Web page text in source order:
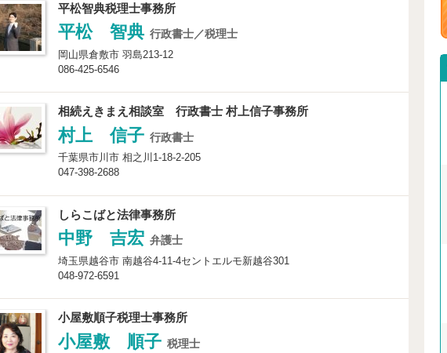
平松智典税理士事務所
平松 智典 行政書士／税理士
岡山県倉敷市 羽島213-12
086-425-6546
相続えきまえ相談室 行政書士 村上信子事務所
村上 信子 行政書士
千葉県市川市 相之川1-18-2-205
047-398-2688
しらこばと法律事務所
中野 吉宏 弁護士
埼玉県越谷市 南越谷4-11-4セントエルモ新越谷301
048-972-6591
小屋敷順子税理士事務所
小屋敷 順子 税理士